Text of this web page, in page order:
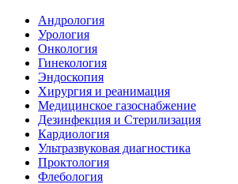
Андрология
Урология
Онкология
Гинекология
Эндоскопия
Хирургия и реанимация
Медицинское газоснабжение
Дезинфекция и Стерилизация
Кардиология
Ультразвуковая диагностика
Проктология
Флебология